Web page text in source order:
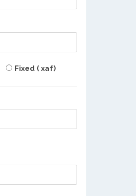
Fixed ( xaf)